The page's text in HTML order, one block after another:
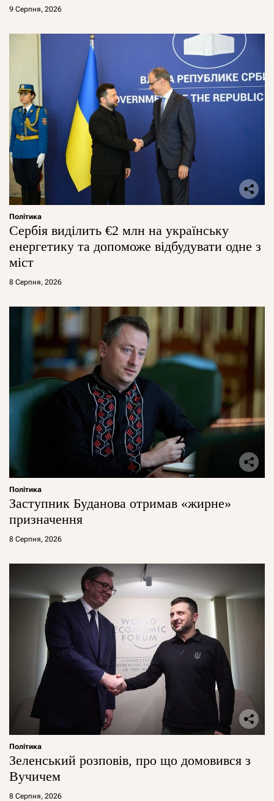
9 Серпня, 2026
Політика
Сербія виділить €2 млн на українську
енергетику та допоможе відбудувати одне з
міст
8 Серпня, 2026
Політика
Заступник Буданова отримав «жирне»
призначення
8 Серпня, 2026
Політика
Зеленський розповів, про що домовився з
Вучичем
8 Серпня, 2026